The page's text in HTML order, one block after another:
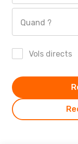
Quand ?
Vols directs